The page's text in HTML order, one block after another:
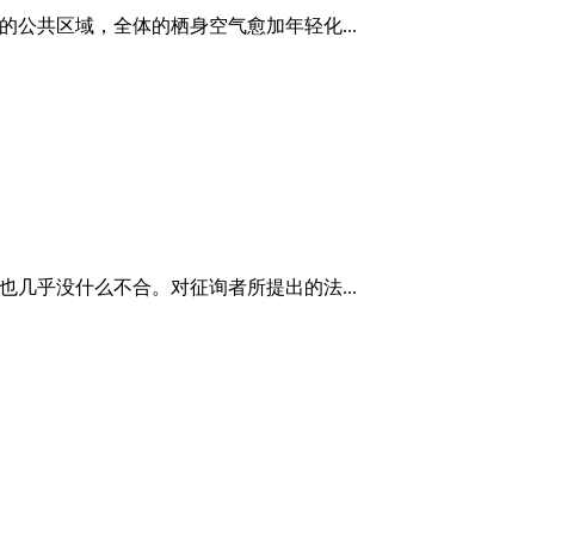
公共区域，全体的栖身空气愈加年轻化...
几乎没什么不合。对征询者所提出的法...